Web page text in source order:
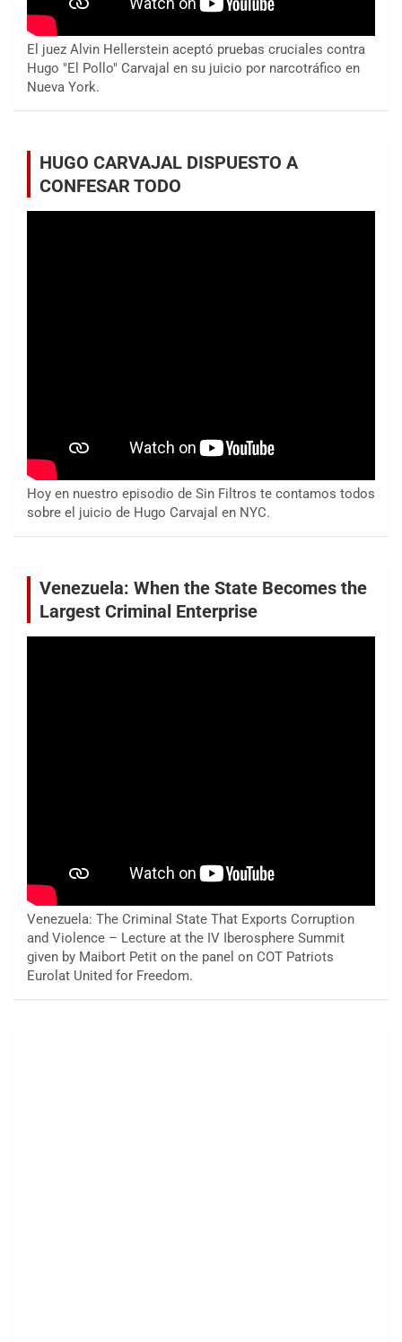
El juez Alvin Hellerstein aceptó pruebas cruciales contra
Hugo "El Pollo" Carvajal en su juicio por narcotráfico en
Nueva York.
HUGO CARVAJAL DISPUESTO A
CONFESAR TODO
Hoy en nuestro episodio de Sin Filtros te contamos todos
sobre el juicio de Hugo Carvajal en NYC.
Venezuela: When the State Becomes the
Largest Criminal Enterprise
Venezuela: The Criminal State That Exports Corruption
and Violence – Lecture at the IV Iberosphere Summit
given by Maibort Petit on the panel on COT Patriots
Eurolat United for Freedom.